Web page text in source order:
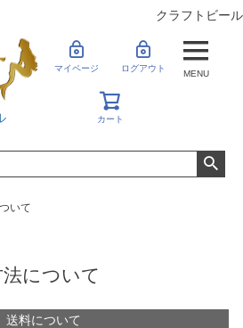
クラフトビール
マイページ ログアウト
カート
MENU
いて
について
送料について